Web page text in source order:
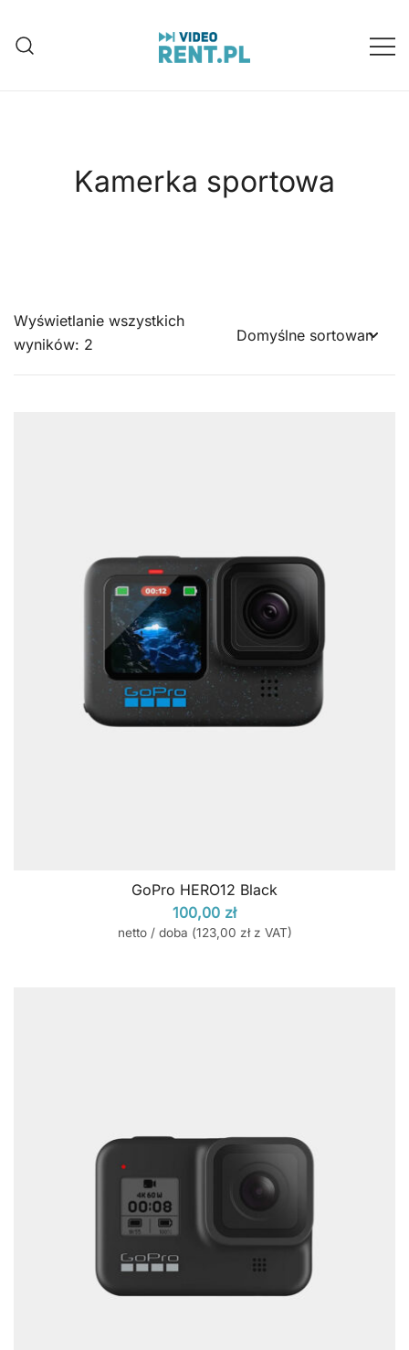
treści
Kamerka sportowa
Wyświetlanie wszystkich
wyników: 2
GoPro HERO12 Black
100,00 zł
netto / doba (123,00 złz VAT)